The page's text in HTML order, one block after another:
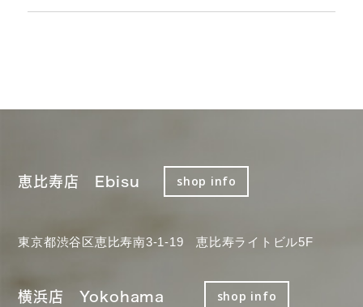
恵比寿店 Ebisu shop info
東京都渋谷区恵比寿南3-1-19 恵比寿ライトビル5F
横浜店 Yokohama shop info